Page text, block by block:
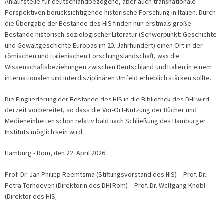
Perspektiven berücksichtigende historische Forschung in Italien. Durch
die Übergabe der Bestände des HIS finden nun erstmals große
Bestände historisch-soziologischer Literatur (Schwerpunkt: Geschichte
und Gewaltgeschichte Europas im 20. Jahrhundert) einen Ort in der
römischen und italienischen Forschungslandschaft, was die
Wissenschaftsbeziehungen zwischen Deutschland und Italien in einem
internationalen und interdisziplinären Umfeld erheblich stärken sollte.
Die Eingliederung der Bestände des HIS in die Bibliothek des DHI wird
derzeit vorbereitet, so dass die Vor-Ort-Nutzung der Bücher und
Medieneinheiten schon relativ bald nach Schließung des Hamburger
Instituts möglich sein wird.
Hamburg - Rom, den 22. April 2026
Prof. Dr. Jan Philipp Reemtsma (Stiftungsvorstand des HIS) – Prof. Dr.
Petra Terhoeven (Direktorin des DHI Rom) – Prof. Dr. Wolfgang Knöbl
(Direktor des HIS)